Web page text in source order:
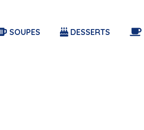
SOUPES DESSERTS